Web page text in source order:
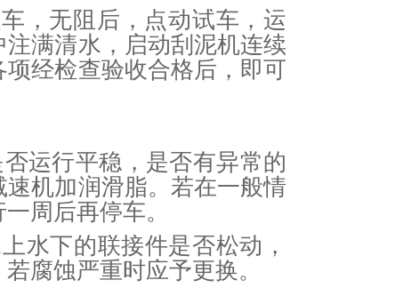
，无阻后，点动试车，运
满清水，启动刮泥机连续
经检查验收合格后，即可
运行平稳，是否有异常的
机加润滑脂。若在一般情
周后再停车。
水下的联接件是否松动，
腐蚀严重时应予更换。